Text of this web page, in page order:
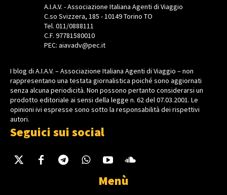
A.I.A.V. - Associazione Italiana Agenti di Viaggio
C.so Svizzera, 185 - 10149 Torino TO
Tel. 011/0888111
C.F. 97781580010
PEC: aiavadv@pec.it
I blog di A.I.A.V. – Associazione Italiana Agenti di Viaggio – non
rappresentano una testata giornalistica poiché sono aggiornati
senza alcuna periodicità. Non possono pertanto considerarsi un
prodotto editoriale ai sensi della legge n. 62 del 07.03.2001. Le
opinioni ivi espresse sono sotto la responsabilità dei rispettivi
autori.
Seguici sui social
Menù